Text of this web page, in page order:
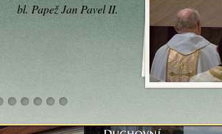
bl. Papež Jan Pavel II.